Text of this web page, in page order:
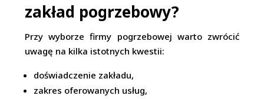
zakład pogrzebowy?
Przy wyborze firmy pogrzebowej warto zwrócić
uwagę na kilka istotnych kwestii:
doświadczenie zakładu,
zakres oferowanych usług,